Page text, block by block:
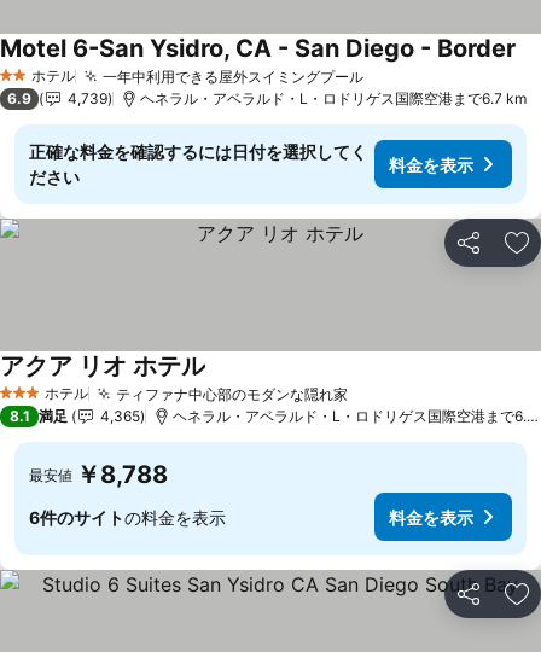
2 ホテルのランク
ホテル 一年中利用できる屋外スイミングプール料金を表示
Motel 6-San Ysidro, CA - San Diego - Border
6.9 4,739 ヘネラル・アベラルド・L・ロドリゲス国際空港まで6.7 km
正確な料金を確認するには日付を選択してく
ださい
料金を表示
シェア お
3 ホテルのランク
ホテル ティファナ中心部のモダンな隠れ家
アクア リオ ホテル
8.1 満足 4,365 ヘネラル・アベラルド・L・ロドリゲス国際空港まで6.4
最安値 ￥8,788
6件のサイトの料金を表示 料金を表示
シェア お